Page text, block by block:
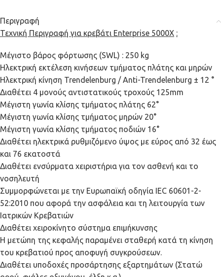
Περιγραφή
Τεχνική Περιγραφή για κρεβάτι Enterprise 5000X :
Μέγιστο βάρος φόρτωσης (SWL) : 250 kg
Ηλεκτρική εκτέλεση κινήσεων τμήματος πλάτης και μηρών
Ηλεκτρική κίνηση Trendelenburg / Anti-Trendelenburg ± 12 °
Διαθέτει 4 μονούς αντιστατικούς τροχούς 125mm
Μέγιστη γωνία κλίσης τμήματος πλάτης 62°
Μέγιστη γωνία κλίσης τμήματος μηρών 20°
Μέγιστη γωνία κλίσης τμήματος ποδιών 16°
Διαθέτει ηλεκτρικά ρυθμιζόμενο ύψος με εύρος από 32 έως
και 76 εκατοστά
Διαθέτει ενσύρματα χειριστήρια για τον ασθενή και το
νοσηλευτή
Συμμορφώνεται με την Ευρωπαϊκή οδηγία IEC 60601-2-
52:2010 που αφορά την ασφάλεια και τη λειτουργία των
Ιατρικών Κρεβατιών
Διαθέτει χειροκίνητο σύστημα επιμήκυνσης
Η μετώπη της κεφαλής παραμένει σταθερή κατά τη κίνηση
του κρεβατιού προς αποφυγή συγκρούσεων.
Διαθέτει υποδοχές προσάρτησης εξαρτημάτων (Στατώ